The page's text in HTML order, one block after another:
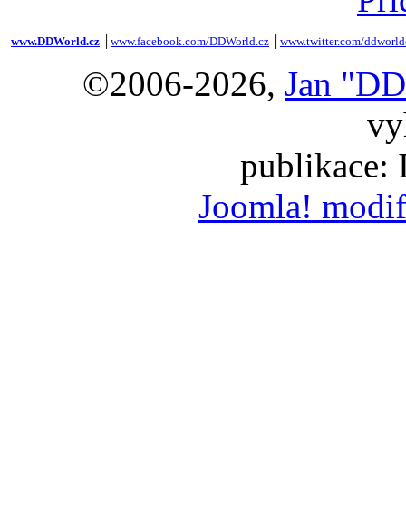
www.DDWorld.cz www.facebook.com/DDWorld.cz www.twitter.com/
©2006-2026, Jan
publikace:
Joomla!